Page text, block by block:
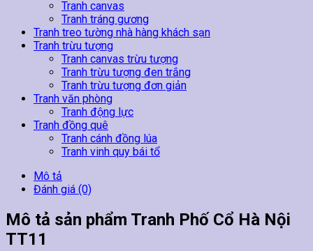
Tranh canvas
Tranh tráng gương
Tranh treo tường nhà hàng khách sạn
Tranh trừu tượng
Tranh canvas trừu tượng
Tranh trừu tượng đen trắng
Tranh trừu tượng đơn giản
Tranh văn phòng
Tranh động lực
Tranh đồng quê
Tranh cánh đồng lúa
Tranh vinh quy bái tổ
Mô tả
Đánh giá (0)
Mô tả sản phẩm Tranh Phố Cổ Hà Nội
TT11